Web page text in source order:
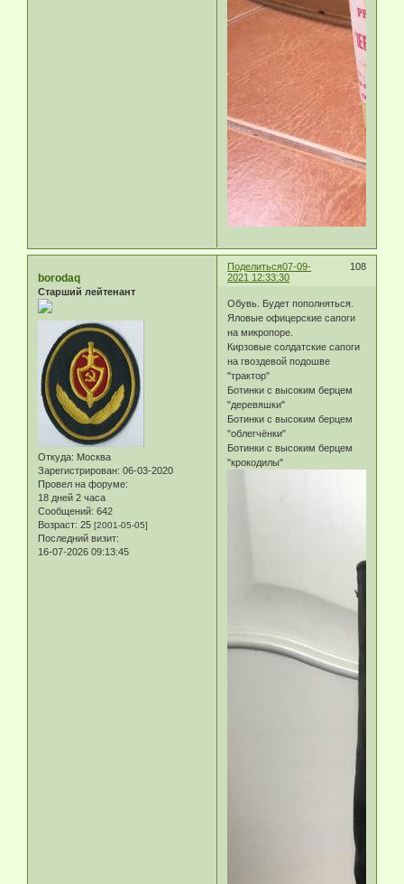
Поделиться 108
07-09-
2021 12:33:30
borodaq
Старший лейтенант
Откуда: Москва
Зарегистрирован: 06-03-2020
Провел на форуме:
18 дней 2 часа
Сообщений: 642
Возраст: 25 [2001-05-05]
Последний визит:
16-07-2026 09:13:45
Обувь. Будет пополняться.
Яловые офицерские сапоги
на микропоре.
Кирзовые солдатские сапоги
на гвоздевой подошве
"трактор"
Ботинки с высоким берцем
"деревяшки"
Ботинки с высоким берцем
"облегчёнки"
Ботинки с высоким берцем
"крокодилы"